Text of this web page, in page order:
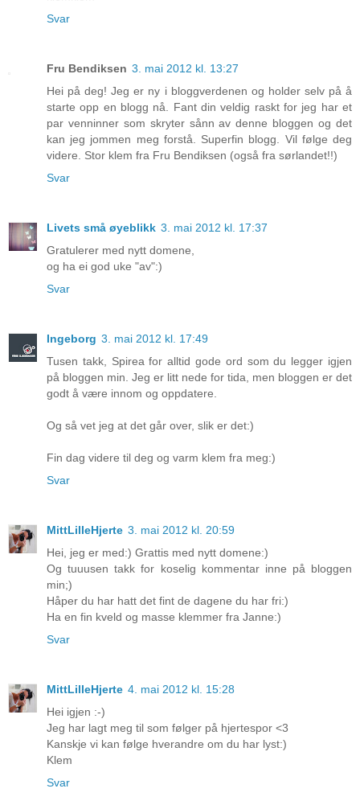
Svar
Fru Bendiksen 3. mai 2012 kl. 13:27
Hei på deg! Jeg er ny i bloggverdenen og holder selv på å
starte opp en blogg nå. Fant din veldig raskt for jeg har et
par venninner som skryter sånn av denne bloggen og det
kan jeg jommen meg forstå. Superfin blogg. Vil følge deg
videre. Stor klem fra Fru Bendiksen (også fra sørlandet!!)
Svar
Livets små øyeblikk 3. mai 2012 kl. 17:37
Gratulerer med nytt domene,
og ha ei god uke "av":)
Svar
Ingeborg 3. mai 2012 kl. 17:49
Tusen takk, Spirea for alltid gode ord som du legger igjen
på bloggen min. Jeg er litt nede for tida, men bloggen er det
godt å være innom og oppdatere.
Og så vet jeg at det går over, slik er det:)
Fin dag videre til deg og varm klem fra meg:)
Svar
MittLilleHjerte 3. mai 2012 kl. 20:59
Hei, jeg er med:) Grattis med nytt domene:)
Og tuuusen takk for koselig kommentar inne på bloggen
min;)
Håper du har hatt det fint de dagene du har fri:)
Ha en fin kveld og masse klemmer fra Janne:)
Svar
MittLilleHjerte 4. mai 2012 kl. 15:28
Hei igjen :-)
Jeg har lagt meg til som følger på hjertespor <3
Kanskje vi kan følge hverandre om du har lyst:)
Klem
Svar